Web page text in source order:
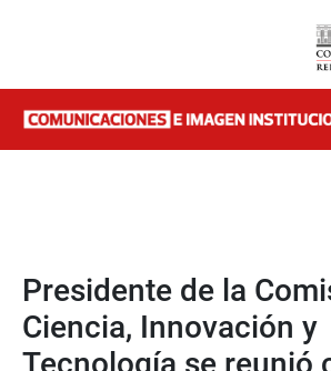
Presidente de la
Ciencia, Innovación y